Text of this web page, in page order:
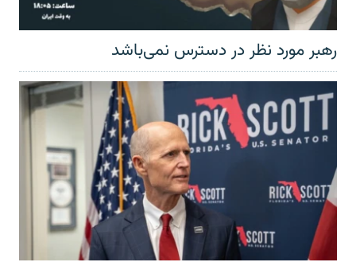
رهبر مورد نظر در دسترس نمی‌باشد